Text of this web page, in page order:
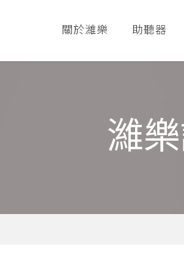
關於濰樂 助聽器
濰